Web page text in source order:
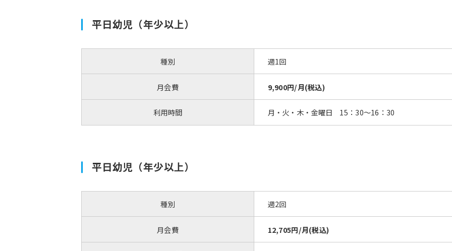
平日幼児（年少以上）
種別 週1回
月会費 9,900円/月(税込)
利用時間 月・火・木・金曜日 15：30～16：30
平日幼児（年少以上）
種別 週2回
月会費 12,705円/月(税込)